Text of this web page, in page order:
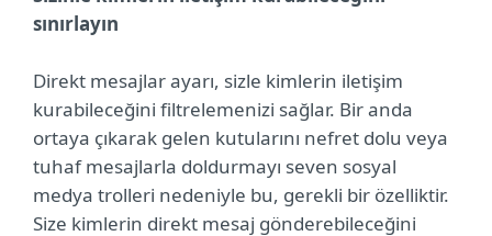
sınırlayın
Direkt mesajlar ayarı, sizle kimlerin iletişim
kurabileceğini filtrelemenizi sağlar. Bir anda
ortaya çıkarak gelen kutularını nefret dolu veya
tuhaf mesajlarla doldurmayı seven sosyal
medya trolleri nedeniyle bu, gerekli bir özelliktir.
Size kimlerin direkt mesaj gönderebileceğini